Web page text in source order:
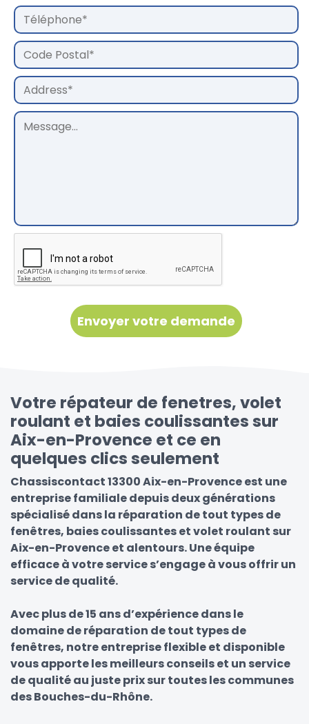
Votre répateur de fenetres, volet
roulant et baies coulissantes sur
Aix-en-Provence et ce en
quelques clics seulement
Chassiscontact 13300 Aix-en-Provence est une
entreprise familiale depuis deux générations
spécialisé dans la réparation de tout types de
fenêtres, baies coulissantes et volet roulant sur
Aix-en-Provence et alentours. Une équipe
efficace à votre service s’engage à vous offrir un
service de qualité.
Avec plus de 15 ans d’expérience dans le
domaine de réparation de tout types de
fenêtres, notre entreprise flexible et disponible
vous apporte les meilleurs conseils et un service
de qualité au juste prix sur toutes les communes
des Bouches-du-Rhône.